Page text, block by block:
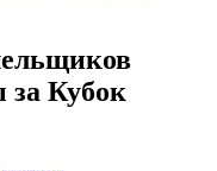
за Кубок